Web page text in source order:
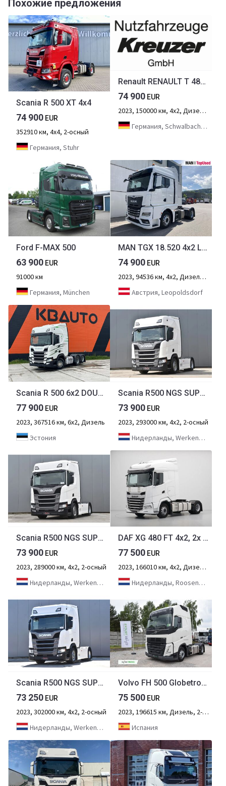
Похожие предложения
Scania R 500 XT 4x4
74 900 EUR
352910 км, 4х4, 2-осный
Германия, Stuhr
Renault RENAULT T 480 4x2 SATTELZUGMASCHINE
74 900 EUR
2023, 150000 км, 4х2, Дизель, 2-осный
Германия, Schwalbach-Hülzweiler
Ford F-MAX 500
63 900 EUR
91000 км
Германия, München
MAN TGX 18.520 4x2 LL SA
74 900 EUR
2023, 94536 км, 4х2, Дизель, 2-осный
Австрия, Leopoldsdorf
Scania R 500 6x2 DOUBLE BOGIE
77 900 EUR
2023, 367516 км, 6х2, Дизель
Эстония
Scania R500 NGS SUPER 4x2 - NEW TACHO - RETARDER - 293 TKM - PARK. AIRCO - ACC - NAVI - 2 x FUEL TANKS - LED LIGHTS -
73 900 EUR
2023, 293000 км, 4х2, 2-осный
Нидерланды, Werkendam
Scania R500 NGS SUPER 4x2 - NEW TACHO - RETARDER - 289 TKM - PARK. AIRCO - ACC - NAVI - 2 x FUEL TANKS - LED LIGHTS -
73 900 EUR
2023, 289000 км, 4х2, 2-осный
Нидерланды, Werkendam
DAF XG 480 FT 4x2, 2x Tanks
77 500 EUR
2023, 166010 км, 4х2, Дизель, 2-осный
Нидерланды, Roosendaal
Scania R500 NGS SUPER 4x2 - NEW TACHO - RETARDER - 302 TKM - PARK. AIRCO - ACC - NAVI - 2 x FUEL TANKS - LED LIGHTS -
73 250 EUR
2023, 302000 км, 4х2, 2-осный
Нидерланды, Werkendam
Volvo FH 500 Globetrotter XL
75 500 EUR
2023, 196615 км, Дизель, 2-осный
Испания